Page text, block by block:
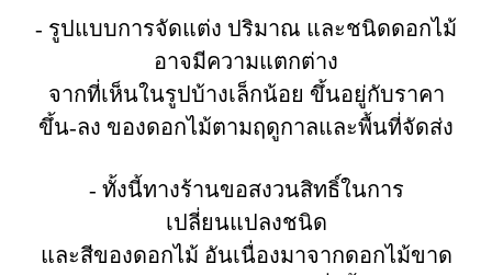
- รูปแบบการจัดแต่ง ปริมาณ และชนิดดอกไม้
อาจมีความแตกต่าง
จากที่เห็นในรูปบ้างเล็กน้อย ขึ้นอยู่กับราคา
ขึ้น-ลง ของดอกไม้ตามฤดูกาลและพื้นที่จัดส่ง
- ทั้งนี้ทางร้านขอสงวนสิทธิ์ในการ
เปลี่ยนแปลงชนิด
และสีของดอกไม้ อันเนื่องมาจากดอกไม้ขาด